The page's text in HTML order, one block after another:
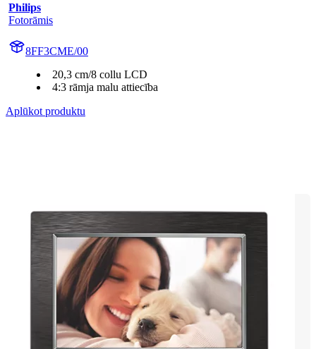
Philips
Fotorāmis
8FF3CME/00
20,3 cm/8 collu LCD
4:3 rāmja malu attiecība
Aplūkot produktu